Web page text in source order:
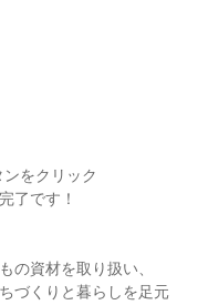
をクリック
了です！
の資材を取り扱い、
づくりと暮らしを足元